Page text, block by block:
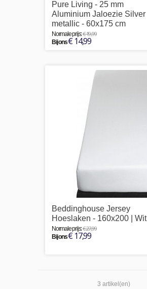
Pure Living - 25 mm
Aluminium Jaloezie Silver
metallic - 60x175 cm
Normale prijs:€ 19,99
Bij ons€ 14,99
Beddinghouse Jersey
Hoeslaken - 160x200 | Wit
Normale prijs:€ 27,99
Bij ons€ 17,99
3 artikel(en)